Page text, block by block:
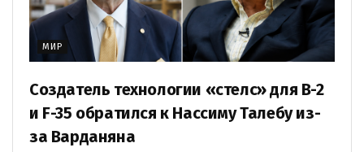
МИР
Создатель технологии «стелс» для B-2
и F-35 обратился к Нассиму Талебу из-
за Варданяна